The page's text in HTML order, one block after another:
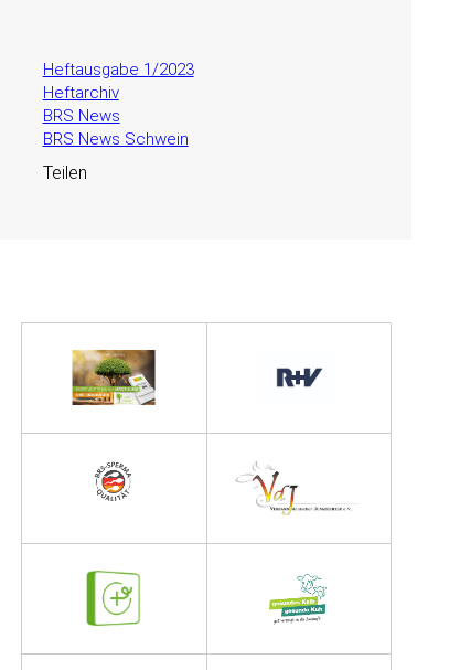
Heftausgabe 1/2023
Heftarchiv
BRS News
BRS News Schwein
Teilen